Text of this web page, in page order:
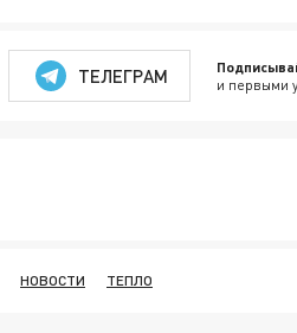
ТЕЛЕГРАМ и первыми
НОВОСТИ ТЕПЛО